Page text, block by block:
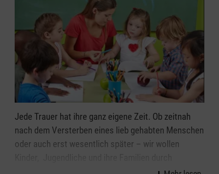
Jede Trauer hat ihre ganz eigene Zeit. Ob zeitnah
nach dem Versterben eines lieb gehabten Menschen
oder auch erst wesentlich später – wir wollen
Einzelbegleitungen und Trauergruppen in ihrem